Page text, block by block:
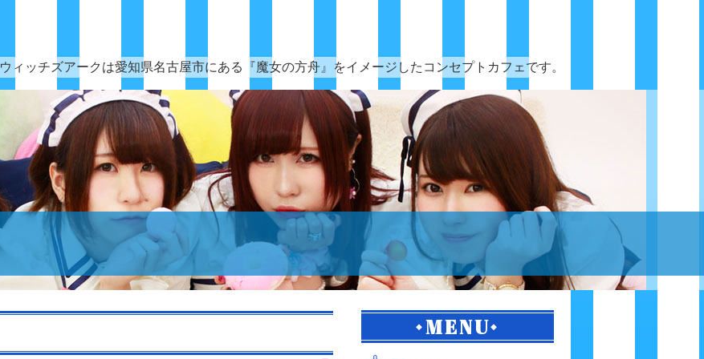
ウィッチズアークは愛知県名古屋市にある『魔女の方舟』をイメージしたコンセプトカフェです。
MENU